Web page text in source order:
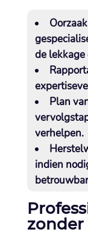
de lekkage
Plan
verhelpen.​
indien